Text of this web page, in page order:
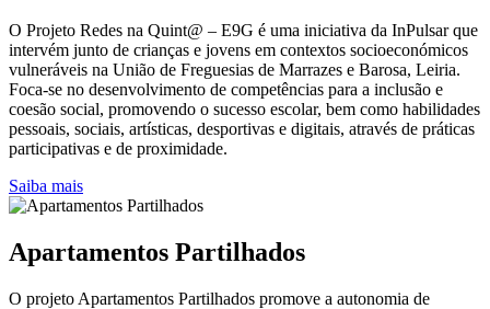
O Projeto Redes na Quint@ – E9G é uma iniciativa da InPulsar que
intervém junto de crianças e jovens em contextos socioeconómicos
vulneráveis na União de Freguesias de Marrazes e Barosa, Leiria.
Foca-se no desenvolvimento de competências para a inclusão e
coesão social, promovendo o sucesso escolar, bem como habilidades
pessoais, sociais, artísticas, desportivas e digitais, através de práticas
participativas e de proximidade.
Saiba mais
Apartamentos Partilhados
O projeto Apartamentos Partilhados promove a autonomia de